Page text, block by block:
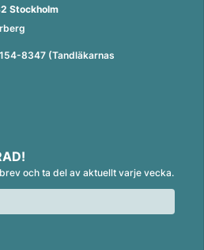
Stockholm
8347 (Tandläkarnas
och ta del av aktuellt varje vecka.